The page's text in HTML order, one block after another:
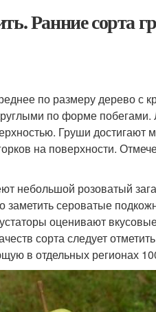
Ранние сорта
по размеру дерево с
по форме побегами.
Груши
на поверхности.
небольшой розоватый
сероватые
оценивают
сорта следует
в отдельных регионах